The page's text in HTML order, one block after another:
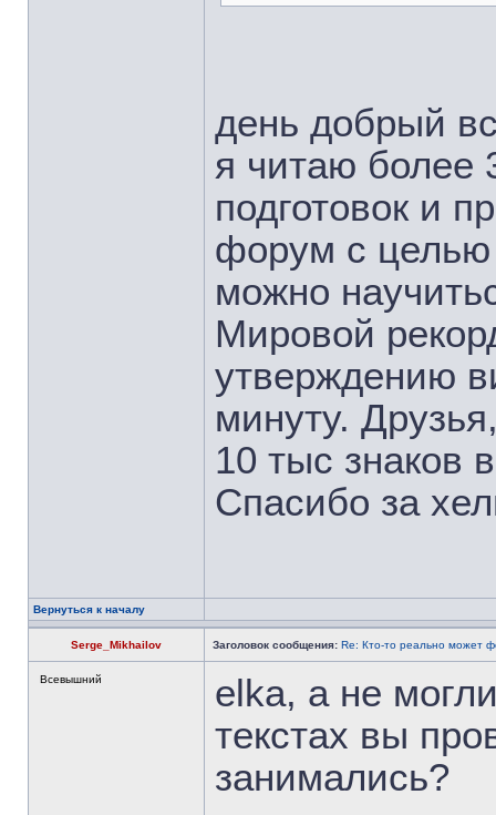
день добрый
я читаю более
подготовок и
форум с целью
можно
Мировой
утверждению
минуту.
10 тыс знаков
Спасибо за
Вернуться к началу
Serge_Mikhailov Заголовок сообщения: Re: Кто-то реально может
Всевышний
elka, а не
текстах вы
занимались?